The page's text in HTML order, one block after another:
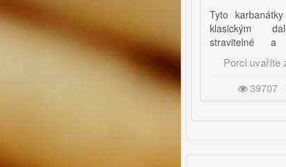
Rychlý recept z kuřecích
prsou s jemnou chutí a vůní.
23 Kč
Tyto karbanátky jsou oproti
klasickým daleko lépe
stravitelné a lahodnější.
Jednoduše vyzkoušejte a
uvidíte.|
Velmi často se hlavně u mužů
Porci uvaříte za 12 Kč
120 minut